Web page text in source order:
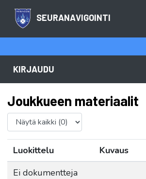
SEURANAVIGOINTI
KIRJAUDU
Joukkueen materiaalit
Luokittelu Kuvaus
Ei dokumentteja